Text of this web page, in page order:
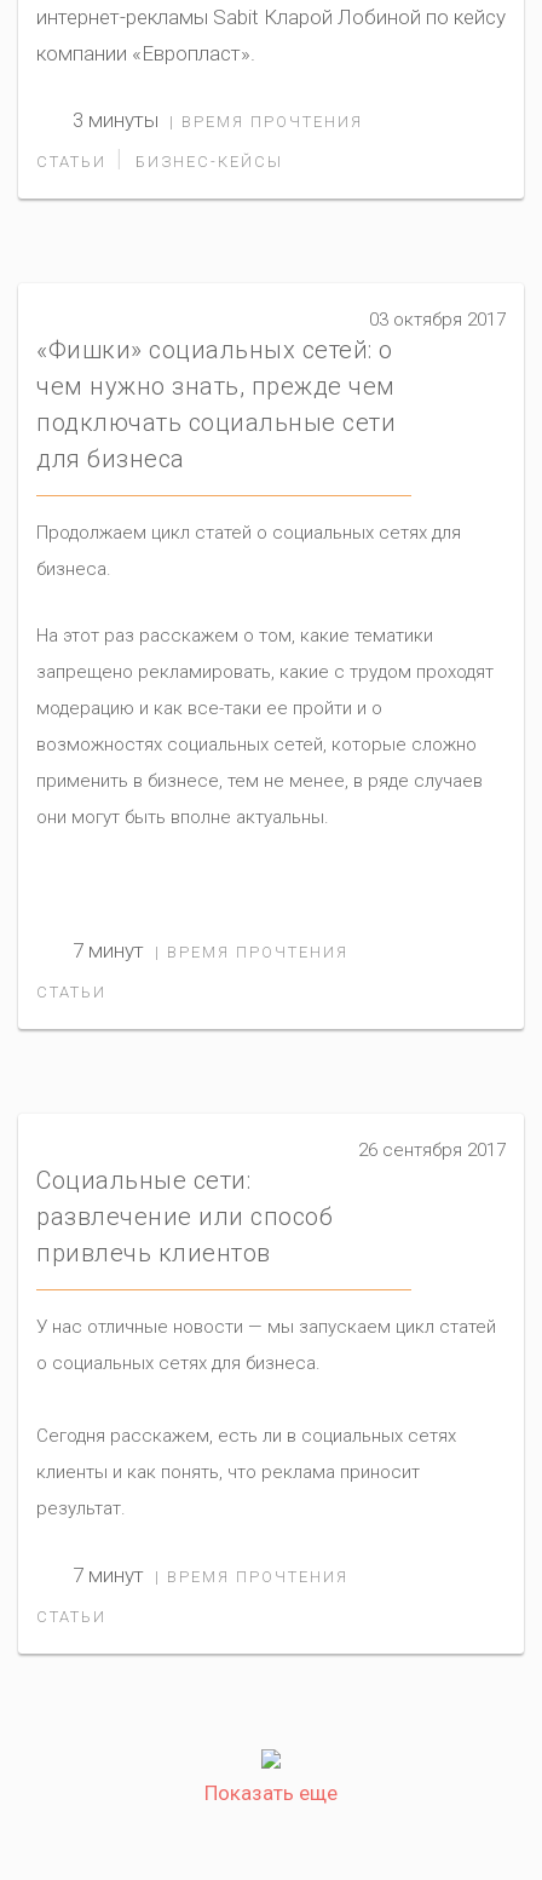
интернет-рекламы Sabit Кларой Лобиной по кейсу
компании «Европласт».
3 минуты | ВРЕМЯ ПРОЧТЕНИЯ
СТАТЬИ | БИЗНЕС-КЕЙСЫ
03 октября 2017
«Фишки» социальных сетей: о
чем нужно знать, прежде чем
подключать социальные сети
для бизнеса
Продолжаем цикл статей о социальных сетях для
бизнеса.
На этот раз расскажем о том, какие тематики
запрещено рекламировать, какие с трудом проходят
модерацию и как все-таки ее пройти и о
возможностях социальных сетей, которые сложно
применить в бизнесе, тем не менее, в ряде случаев
они могут быть вполне актуальны.
7 минут | ВРЕМЯ ПРОЧТЕНИЯ
СТАТЬИ
26 сентября 2017
Социальные сети:
развлечение или способ
привлечь клиентов
У нас отличные новости — мы запускаем цикл статей
о социальных сетях для бизнеса.
Cегодня расскажем, есть ли в социальных сетях
клиенты и как понять, что реклама приносит
результат.
7 минут | ВРЕМЯ ПРОЧТЕНИЯ
СТАТЬИ
Показать еще